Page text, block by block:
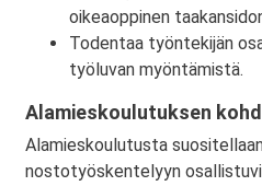
oikeaoppinen
Todentaa työntekijän
työluvan myöntämistä.
Alamieskoulutuksen
Alamieskoulutusta
nostotyöskentelyyn